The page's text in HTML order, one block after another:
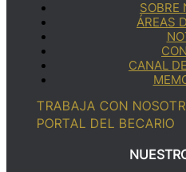
SOBRE
ÁREAS
CANAL
TRABAJA CON
PORTAL DEL BECARIO